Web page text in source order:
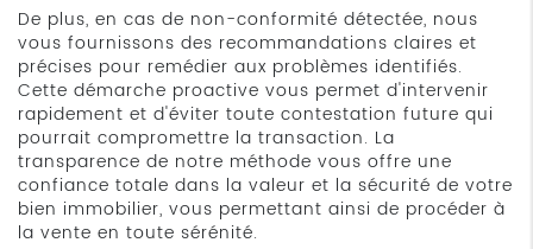
De plus, en cas de non-conformité détectée, nous
vous fournissons des recommandations claires et
précises pour remédier aux problèmes identifiés.
Cette démarche proactive vous permet d'intervenir
rapidement et d'éviter toute contestation future qui
pourrait compromettre la transaction. La
transparence de notre méthode vous offre une
confiance totale dans la valeur et la sécurité de votre
bien immobilier, vous permettant ainsi de procéder à
la vente en toute sérénité.